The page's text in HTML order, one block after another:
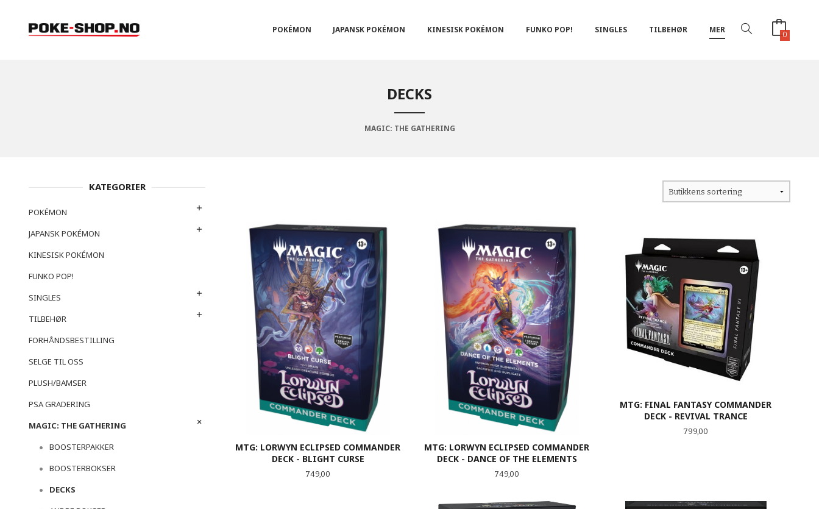
innholdet
POKÉMON JAPANSK POKÉMON KINESISK POKÉMON FUNKO POP! SINGLES TILBEHØR MER 0
DECKS
MAGIC: THE GATHERING
MTG: LORWYN ECLIPSED COMMANDER
DECK - BLIGHT CURSE
Pris
749,00
MTG: LORWYN ECLIPSED COMMANDER
DECK - DANCE OF THE ELEMENTS
Pris
749,00
LES MER
MTG: FINAL FANTASY COMMANDER
DECK - REVIVAL TRANCE
Pris
799,00
LES MER
KATEGORIER
POKÉMON
JAPANSK POKÉMON
KINESISK POKÉMON
FUNKO POP!
SINGLES
TILBEHØR
FORHÅNDSBESTILLING
SELGE TIL OSS
PLUSH/BAMSER
PSA GRADERING
MAGIC: THE GATHERING
BOOSTERPAKKER
BOOSTERBOKSER
DECKS